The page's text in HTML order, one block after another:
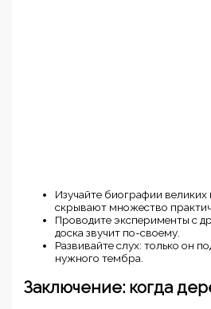
Изучайте биографии великих
скрывают множество
Проводите эксперименты с
доска звучит по-своему.
Развивайте слух: только он
нужного тембра.
Заключение: когда